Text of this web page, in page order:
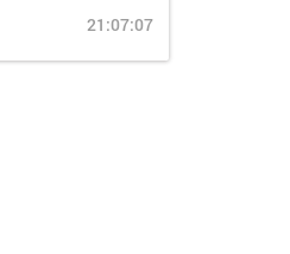
21:07:07